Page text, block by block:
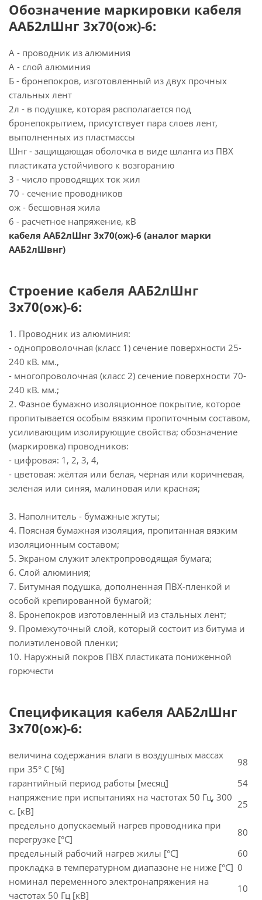
Обозначение маркировки кабеля
ААБ2лШнг 3х70(ож)-6:
А - проводник из алюминия
А - слой алюминия
Б - бронепокров, изготовленный из двух прочных
стальных лент
2л - в подушке, которая располагается под
бронепокрытием, присутствует пара слоев лент,
выполненных из пластмассы
Шнг - защищающая оболочка в виде шланга из ПВХ
пластиката устойчивого к возгоранию
3 - число проводящих ток жил
70 - сечение проводников
ож - бесшовная жила
6 - расчетное напряжение, кВ
кабеля ААБ2лШнг 3х70(ож)-6 (аналог марки
ААБ2лШвнг)
Строение кабеля ААБ2лШнг
3х70(ож)-6:
1. Проводник из алюминия:
- однопроволочная (класс 1) сечение поверхности 25-
240 кВ. мм.,
- многопроволочная (класс 2) сечение поверхности 70-
240 кВ. мм.;
2. Фазное бумажно изоляционное покрытие, которое
пропитывается особым вязким пропиточным составом,
усиливающим изолирующие свойства; обозначение
(маркировка) проводников:
- цифровая: 1, 2, 3, 4,
- цветовая: жёлтая или белая, чёрная или коричневая,
зелёная или синяя, малиновая или красная;
3. Наполнитель - бумажные жгуты;
4. Поясная бумажная изоляция, пропитанная вязким
изоляционным составом;
5. Экраном служит электропроводящая бумага;
6. Слой алюминия;
7. Битумная подушка, дополненная ПВХ-пленкой и
особой крепированной бумагой;
8. Бронепокров изготовленный из стальных лент;
9. Промежуточный слой, который состоит из битума и
полиэтиленовой пленки;
10. Наружный покров ПВХ пластиката пониженной
горючести
Спецификация кабеля ААБ2лШнг
3х70(ож)-6:
величина содержания влаги в воздушных массах
при 35° C [%]
98
гарантийный период работы [месяц]
54
напряжение при испытаниях на частотах 50 Гц, 300
с. [кВ]
25
предельно допускаемый нагрев проводника при
перегрузке [°С]
80
предельный рабочий нагрев жилы [°С]
60
прокладка в температурном диапазоне не ниже [°C] 0
номинал переменного электронапряжения на
частотах 50 Гц [кВ]
10